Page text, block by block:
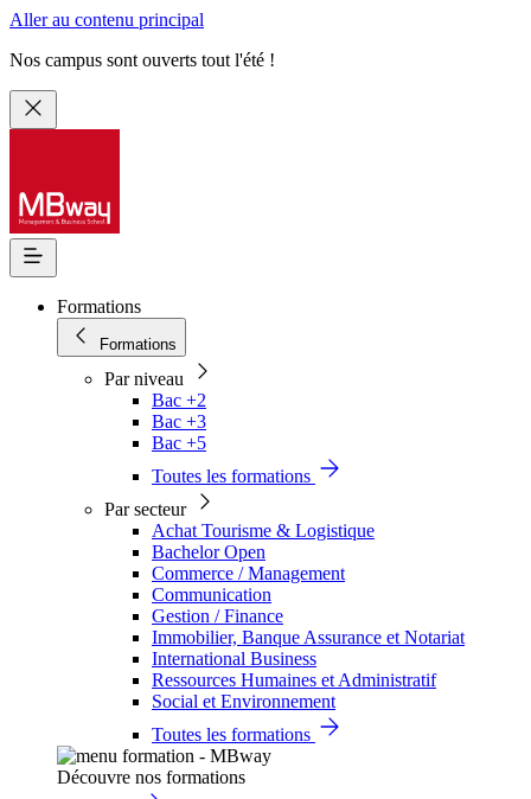
Aller au contenu principal
Nos campus sont ouverts tout l'été !
Formations
Formations
Par niveau
Bac +2
Bac +3
Bac +5
Toutes les formations
Par secteur
Achat Tourisme & Logistique
Bachelor Open
Commerce / Management
Communication
Gestion / Finance
Immobilier, Banque Assurance et Notariat
International Business
Ressources Humaines et Administratif
Social et Environnement
Toutes les formations
Découvre nos formations